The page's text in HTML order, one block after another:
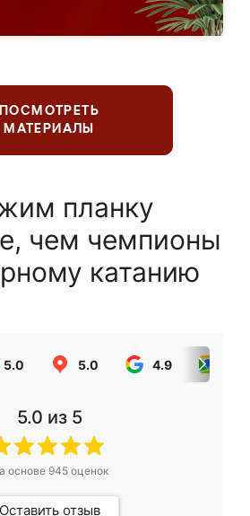
ПОСМОТРЕТЬ
МАТЕРИАЛЫ
планку
чем чемпионы
катанию
5.0 5.0 4.9
5.0 из 5
основе 945оценок
Оставить отзыв